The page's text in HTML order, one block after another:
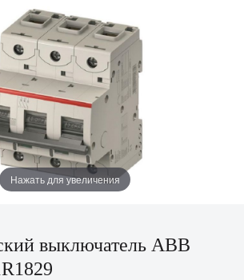
Нажать для увеличения
выключатель ABB